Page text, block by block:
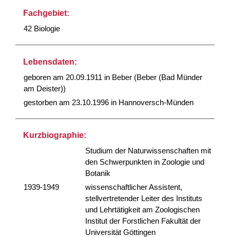
Fachgebiet:
42 Biologie
Lebensdaten:
geboren am 20.09.1911 in Beber (Beber (Bad Münder
am Deister))
gestorben am 23.10.1996 in Hannoversch-Münden
Kurzbiographie:
Studium der Naturwissenschaften mit
den Schwerpunkten in Zoologie und
Botanik
1939-1949
wissenschaftlicher Assistent,
stellvertretender Leiter des Instituts
und Lehrtätigkeit am Zoologischen
Institut der Forstlichen Fakultät der
Universität Göttingen